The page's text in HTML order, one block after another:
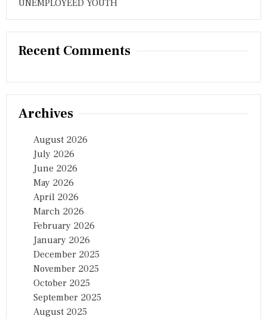
UNEMPLOYEED YOUTH
Recent Comments
Archives
August 2026
July 2026
June 2026
May 2026
April 2026
March 2026
February 2026
January 2026
December 2025
November 2025
October 2025
September 2025
August 2025